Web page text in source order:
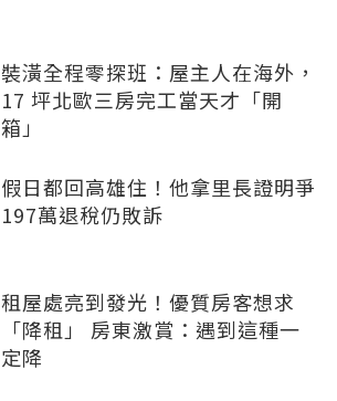
裝潢全程零探班：屋主人在海外，
17 坪北歐三房完工當天才「開
箱」
假日都回高雄住！他拿里長證明爭
197萬退稅仍敗訴
租屋處亮到發光！優質房客想求
「降租」 房東激賞：遇到這種一
定降